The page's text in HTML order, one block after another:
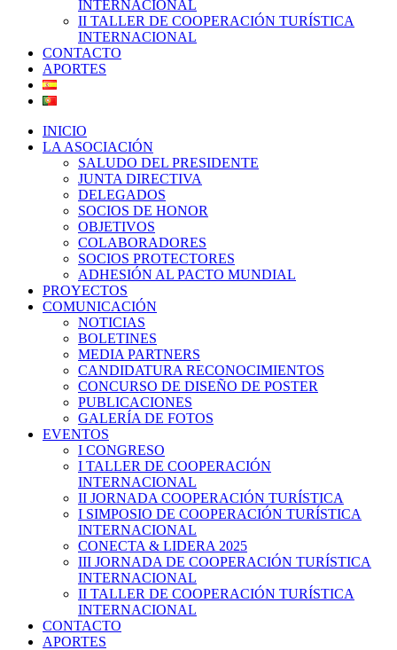
INTERNACIONAL
II TALLER DE COOPERACIÓN TURÍSTICA
INTERNACIONAL
CONTACTO
APORTES
INICIO
LA ASOCIACIÓN
SALUDO DEL PRESIDENTE
JUNTA DIRECTIVA
DELEGADOS
SOCIOS DE HONOR
OBJETIVOS
COLABORADORES
SOCIOS PROTECTORES
ADHESIÓN AL PACTO MUNDIAL
PROYECTOS
COMUNICACIÓN
NOTICIAS
BOLETINES
MEDIA PARTNERS
CANDIDATURA RECONOCIMIENTOS
CONCURSO DE DISEÑO DE POSTER
PUBLICACIONES
GALERÍA DE FOTOS
EVENTOS
I CONGRESO
I TALLER DE COOPERACIÓN
INTERNACIONAL
II JORNADA COOPERACIÓN TURÍSTICA
I SIMPOSIO DE COOPERACIÓN TURÍSTICA
INTERNACIONAL
CONECTA & LIDERA 2025
III JORNADA DE COOPERACIÓN TURÍSTICA
INTERNACIONAL
II TALLER DE COOPERACIÓN TURÍSTICA
INTERNACIONAL
CONTACTO
APORTES